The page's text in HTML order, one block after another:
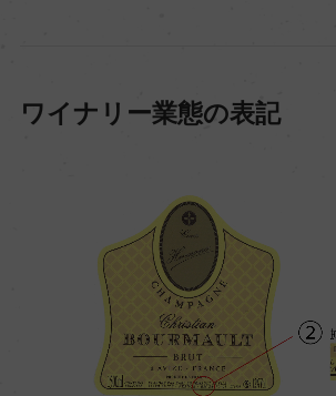
ワイナリー業態の表記